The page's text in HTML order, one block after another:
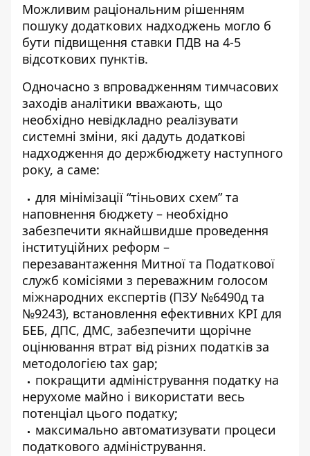
Можливим раціональним рішенням
пошуку додаткових надходжень могло б
бути підвищення ставки ПДВ на 4-5
відсоткових пунктів.
Одночасно з впровадженням тимчасових
заходів аналітики вважають, що
необхідно невідкладно реалізувати
системні зміни, які дадуть додаткові
надходження до держбюджету наступного
року, а саме:
для мінімізації “тіньових схем” та
наповнення бюджету – необхідно
забезпечити якнайшвидше проведення
інституційних реформ –
перезавантаження Митної та Податкової
служб комісіями з переважним голосом
міжнародних експертів (ПЗУ №6490д та
№9243), встановлення ефективних КРІ для
БЕБ, ДПС, ДМС, забезпечити щорічне
оцінювання втрат від різних податків за
методологією tax gap;
покращити адміністрування податку на
нерухоме майно і використати весь
потенціал цього податку;
максимально автоматизувати процеси
податкового адміністрування.